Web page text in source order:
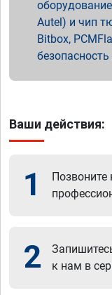
Autel) и чип
Bitbox,
Ваши действия:
1 Позвоните
2
к нам в